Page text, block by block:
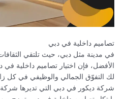
تصاميم داخلية في دبي
في مدينة مثل دبي، حيث تلتقي
الأفضل، فإن اختيار تصاميم داخلية
لك التفوّق الجمالي والوظيفي في كل
شركة ديكور في دبي التي تديرها